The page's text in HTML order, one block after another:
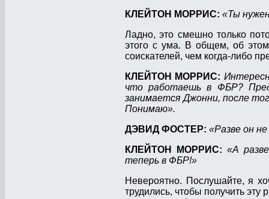
КЛЕЙТОН МОРРИС: «Ты
Ладно, это смешно только
этого с ума. В общем, об
соискателей, чем когда-либо
КЛЕЙТОН МОРРИС:
что работаешь в ФБР?
занимается Джонни, после
Понимаю».
ДЭВИД ФОСТЕР: «Разве он
КЛЕЙТОН МОРРИС: «А
теперь в ФБР!»
Невероятно. Послушайте, я
трудились, чтобы получить эту